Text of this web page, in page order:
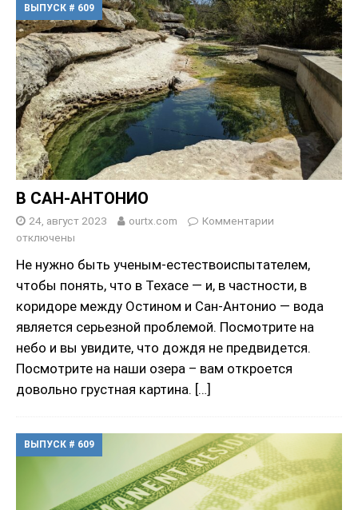
ВЫПУСК # 609
В САН-АНТОНИО
24, август 2023 ourtx.com
Комментарии
отключены
Не нужно быть ученым-естествоиспытателем,
чтобы понять, что в Техасе — и, в частности, в
коридоре между Остином и Сан-Антонио — вода
является серьезной проблемой. Посмотрите на
небо и вы увидите, что дождя не предвидется.
Посмотрите на наши озера – вам откроется
довольно грустная картина. […]
ВЫПУСК # 609